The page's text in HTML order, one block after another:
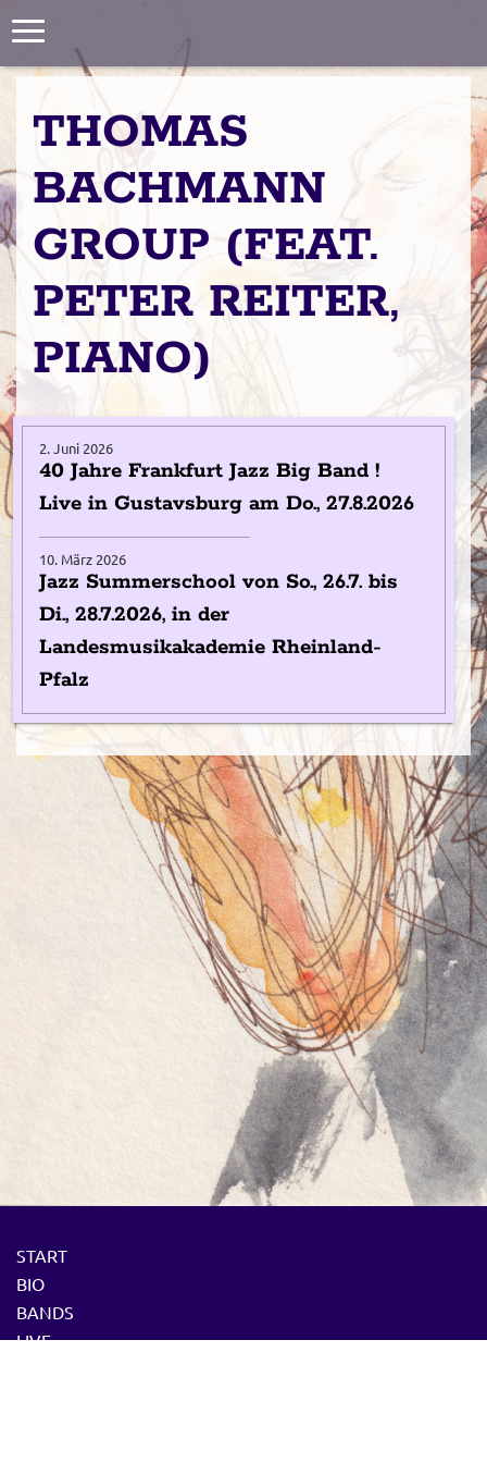
Toggle
navigation
THOMAS
BACHMANN
GROUP (FEAT.
PETER REITER,
PIANO)
2. Juni 2026
40 Jahre Frankfurt Jazz Big Band !
Live in Gustavsburg am Do., 27.8.2026
10. März 2026
Jazz Summerschool von So., 26.7. bis
Di., 28.7.2026, in der
Landesmusikakademie Rheinland-
Pfalz
START
BIO
BANDS
LIVE